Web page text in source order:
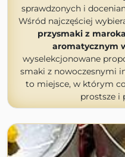
sprawdzonych i
Wśród najczęściej
przysmaki z
aromatycznym
wyselekcjonowane
smaki z nowoczesnymi
to miejsce, w którym
prostsze i